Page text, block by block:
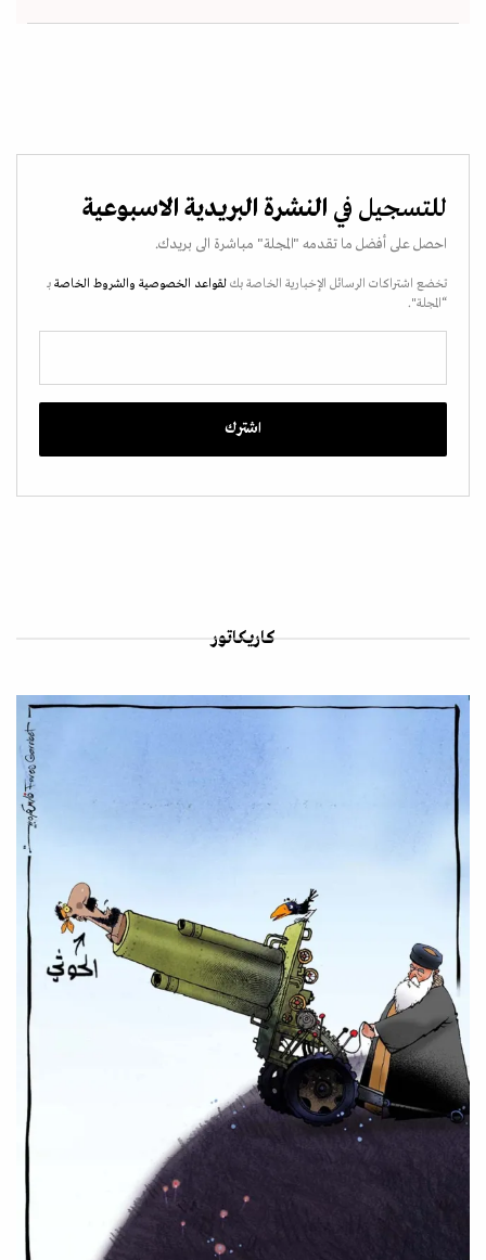
للتسجيل في النشرة البريدية الاسبوعية
احصل على أفضل ما تقدمه "المجلة" مباشرة الى بريدك.
تخضع اشتراكات الرسائل الإخبارية الخاصة بك لقواعد الخصوصية والشروط الخاصة بـ
“المجلة".
كاريكاتور